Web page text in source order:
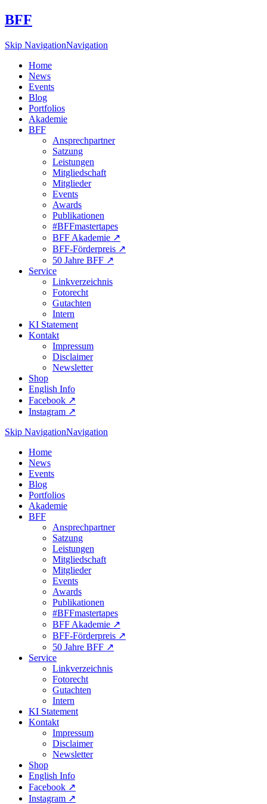
BFF
Skip NavigationNavigation
Home
News
Events
Blog
Portfolios
Akademie
BFF
Ansprechpartner
Satzung
Leistungen
Mitgliedschaft
Mitglieder
Events
Awards
Publikationen
#BFFmastertapes
BFF Akademie ↗︎
BFF-Förderpreis ↗︎
50 Jahre BFF ↗︎
Service
Linkverzeichnis
Fotorecht
Gutachten
Intern
KI Statement
Kontakt
Impressum
Disclaimer
Newsletter
Shop
English Info
Facebook ↗︎
Instagram ↗︎
Skip NavigationNavigation
Home
News
Events
Blog
Portfolios
Akademie
BFF
Ansprechpartner
Satzung
Leistungen
Mitgliedschaft
Mitglieder
Events
Awards
Publikationen
#BFFmastertapes
BFF Akademie ↗︎
BFF-Förderpreis ↗︎
50 Jahre BFF ↗︎
Service
Linkverzeichnis
Fotorecht
Gutachten
Intern
KI Statement
Kontakt
Impressum
Disclaimer
Newsletter
Shop
English Info
Facebook ↗︎
Instagram ↗︎